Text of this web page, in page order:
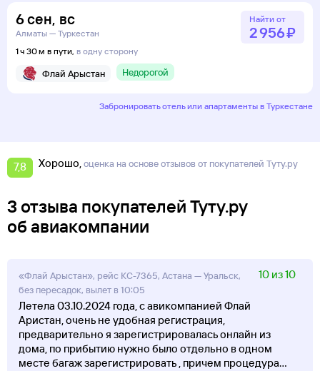
6 сен, вс
Алматы — Туркестан
1 ч 30 м в пути, в одну сторону
Флай Арыстан Недорогой
Найти от
2 ⁠956 ⁠₽
Забронировать отель или апартаменты в Туркестане
7,8 Хорошо оценка на основе отзывов от покупателей Туту.ру
3 отзыва покупателей Туту.ру
об авиакомпании
«Флай Арыстан», рейс KC-7365, Астана — Уральск,
без пересадок, вылет в 10:05
10 из 10
Летела 03.10.2024 года, с авикомпанией Флай
Аристан, очень не удобная регистрация,
предварительно я зарегистрировалась онлайн из
дома, по прибытию нужно было отдельно в одном
месте багаж зарегистрировать , причем процедура...